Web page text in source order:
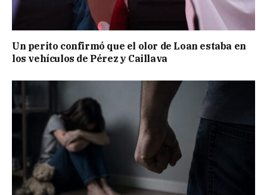
Un perito confirmó que el olor de Loan estaba en
los vehículos de Pérez y Caillava